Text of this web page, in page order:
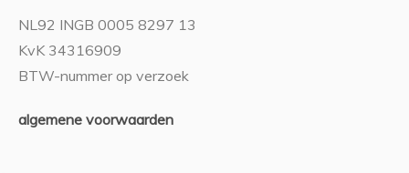
NL92 INGB 0005 8297 13
KvK 34316909
BTW-nummer op verzoek
algemene voorwaarden